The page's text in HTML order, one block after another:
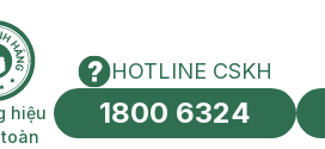
hiệu uy tín toàn cầu
hiệu
HOTLINE CSKH
HOTLINE CSKH
1800 6324